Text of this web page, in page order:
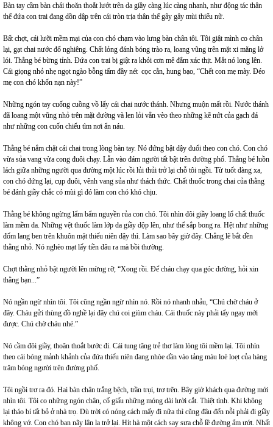
Bàn tay cầm bàn chải thoăn thoắt lướt trên da giầy càng lúc càng nhanh, như động tác thân
thể đứa con trai đang dồn dập trên cái tròn trịa thân thể gây gây mùi thiếu nữ.
Bất chợt, cái lưỡi mềm mại của con chó chạm vào lưng bàn chân tôi. Tôi giật mình co chân
lại, gạt chai nước đổ nghiêng. Chất lỏng đánh bóng trào ra, loang vũng trên mặt xi măng lở
lói. Thằng bé bừng tỉnh. Đứa con trai bị giật ra khỏi cơn mê đắm xác thịt. Mắt nó long lên.
Cái giọng nhỏ nhẹ ngọt ngào bỗng tẩm đầy nét cọc cằn, hung bạo, “Chết con mẹ mày. Đéo
mẹ con chó khốn nạn này!”
Những ngón tay cuống cuồng vồ lấy cái chai nước thánh. Nhưng muộn mất rồi. Nước thánh
đã loang một vũng nhỏ trên mặt đường và len lỏi vằn vèo theo những kẽ nứt của gạch đá
như những con cuốn chiếu tìm nơi ẩn náu.
Thằng bé nắm chặt cái chai trong lòng bàn tay. Nó đứng bật dậy đuổi theo con chó. Con chó
vừa sủa vang vừa cong đuôi chạy. Lẫn vào đám người tất bật trên đường phố. Thằng bé luồn
lách giữa những người qua đường một lúc rồi lủi thủi trở lại chỗ tôi ngồi. Từ tuốt đàng xa,
con chó đứng lại, cụp đuôi, vênh vang sủa như thách thức. Chất thuốc trong chai của thằng
bé đánh giầy chắc có mùi gì đó làm con chó khó chịu.
Thằng bé không ngừng lẩm bẩm nguyền rủa con chó. Tôi nhìn đôi giầy loang lổ chất thuốc
làm mềm da. Những vệt thuốc làm lớp da giầy dộp lên, như thể sắp bong ra. Hệt như những
đốm lang ben trên khuôn mặt thiếu niên dậy thì. Làm sao bây giờ đây. Chẳng lẽ bắt đền
thằng nhỏ. Nó nghèo mạt lấy tiền đâu ra mà bồi thường.
Chợt thằng nhỏ bật người lên mừng rỡ, “Xong rồi. Để cháu chạy qua góc đường, hỏi xin
thằng bạn...”
Nó ngần ngừ nhìn tôi. Tôi cũng ngần ngừ nhìn nó. Rồi nó nhanh nhảu, “Chú chờ cháu ở
đây. Cháu gửi thùng đồ nghề lại đây chú coi giùm cháu. Cái thuốc này phải tẩy ngay mới
được. Chú chờ cháu nhé.”
Nó cầm đôi giầy, thoăn thoắt bước đi. Cái tung tăng trẻ thơ làm lòng tôi mềm lại. Tôi nhìn
theo cái bóng mảnh khảnh của đứa thiếu niên đang nhòe dần vào tảng màu loè loẹt của hàng
trăm bóng người trên đường phố.
Tôi ngồi trơ ra đó. Hai bàn chân trắng bệch, trần trụi, trơ trẽn. Bây giờ khách qua đường mới
nhìn tôi. Tôi co những ngón chân, cố giấu những móng dài lười cắt. Thiệt tình. Khi không
lại tháo bí tất bỏ ở nhà trọ. Dù trời có nóng cách mấy đi nữa thì cũng đâu đến nỗi phải đi giầy
không vớ. Con chó ban nãy lân la trở lại. Hít hà một cách say sưa chỗ lề đường ẩm ướt. Nhất